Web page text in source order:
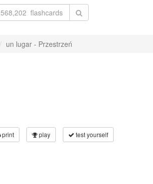
un lugar - Przestrzeń
print play test yourself